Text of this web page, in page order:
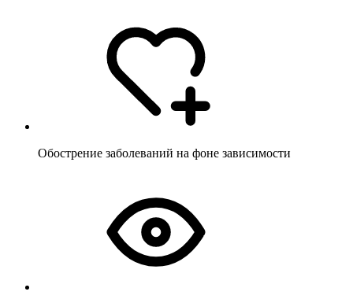
Обострение заболеваний на фоне зависимости